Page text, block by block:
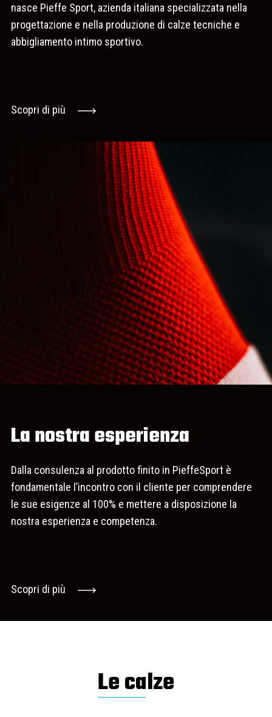
nasce Pieffe Sport, azienda italiana specializzata nella
progettazione e nella produzione di calze tecniche e
abbigliamento intimo sportivo.
Scopri di più
La nostra esperienza
Dalla consulenza al prodotto finito in PieffeSport è
fondamentale l’incontro con il cliente per comprendere
le sue esigenze al 100% e mettere a disposizione la
nostra esperienza e competenza.
Scopri di più
Le calze